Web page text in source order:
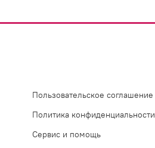
Пользовательское соглашение
Политика конфиденциальности
Сервис и помощь